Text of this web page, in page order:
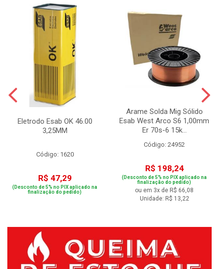
Eletrodo Esab OK 46.00
3,25MM
Código: 1620
R$ 47,29
(Desconto de 5% no PIX aplicado na
finalização do pedido)
Arame Solda Mig Sólido
Esab West Arco S6 1,00mm
Er 70s-6 15k...
Código: 24952
R$ 198,24
(Desconto de 5% no PIX aplicado na
finalização do pedido)
ou em 3x de R$ 66,08
Unidade: R$ 13,22